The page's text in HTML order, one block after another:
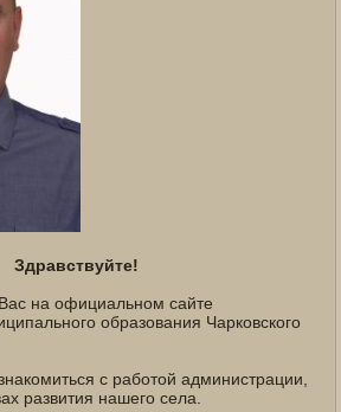
Здравствуйте!
на официальном сайте
образования Чарковского
с работой администрации,
развития нашего села.